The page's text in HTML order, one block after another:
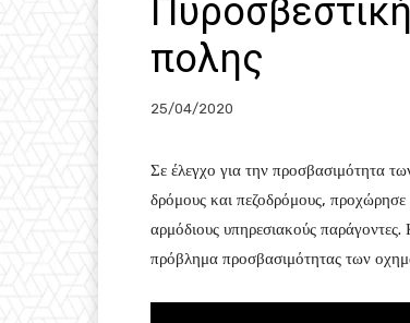
πολης
25/04/2020
Σε έλεγχο για την προσβασιμότητα
δρόμους και πεζοδρόμους,
αρμόδιους υπηρεσιακούς
πρόβλημα προσβασιμότητας των